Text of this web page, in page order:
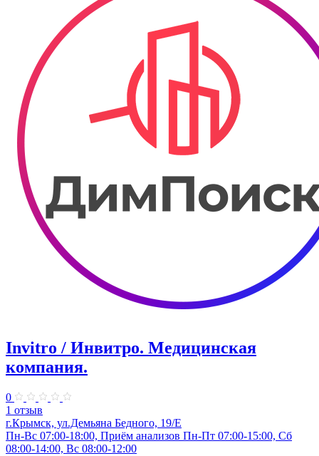
Invitro / Инвитро. Медицинская
компания.
0
1 отзыв
г.Крымск, ул.Демьяна Бедного, 19/Е
Пн-Вс 07:00-18:00, Приём анализов Пн-Пт 07:00-15:00, Сб
08:00-14:00, Вс 08:00-12:00